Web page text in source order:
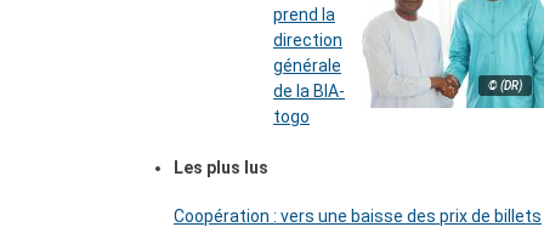
© (DR)
prend la
direction
générale
de la BIA-
togo
Les plus lus
Coopération : vers une baisse des prix de billets